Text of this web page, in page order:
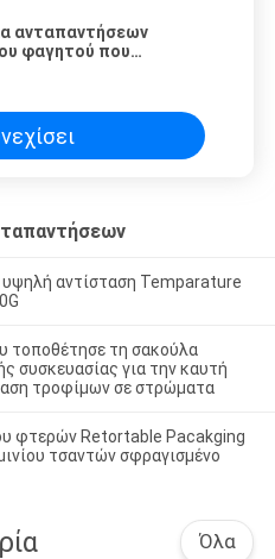
ανταπαντήσεων
φαγητού που
αντίσταση Temparature
τοποθέτησε τη σακούλα
συσκευασίας για την καυτή
τροφίμων σε στρώματα
φτερών Retortable Pacakging
τσαντών σφραγισμένο
Όλα